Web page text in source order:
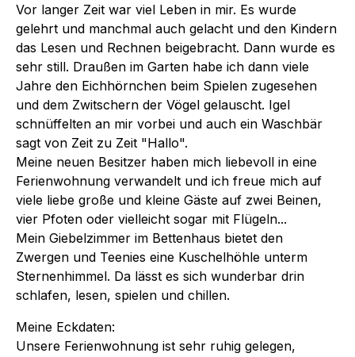
Vor langer Zeit war viel Leben in mir. Es wurde
gelehrt und manchmal auch gelacht und den Kindern
das Lesen und Rechnen beigebracht. Dann wurde es
sehr still. Draußen im Garten habe ich dann viele
Jahre den Eichhörnchen beim Spielen zugesehen
und dem Zwitschern der Vögel gelauscht. Igel
schnüffelten an mir vorbei und auch ein Waschbär
sagt von Zeit zu Zeit "Hallo".
Meine neuen Besitzer haben mich liebevoll in eine
Ferienwohnung verwandelt und ich freue mich auf
viele liebe große und kleine Gäste auf zwei Beinen,
vier Pfoten oder vielleicht sogar mit Flügeln...
Mein Giebelzimmer im Bettenhaus bietet den
Zwergen und Teenies eine Kuschelhöhle unterm
Sternenhimmel. Da lässt es sich wunderbar drin
schlafen, lesen, spielen und chillen.
Meine Eckdaten:
Unsere Ferienwohnung ist sehr ruhig gelegen,